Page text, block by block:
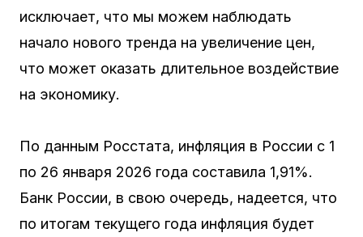
исключает, что мы можем наблюдать
начало нового тренда на увеличение цен,
что может оказать длительное воздействие
на экономику.
По данным Росстата, инфляция в России с 1
по 26 января 2026 года составила 1,91%.
Банк России, в свою очередь, надеется, что
по итогам текущего года инфляция будет